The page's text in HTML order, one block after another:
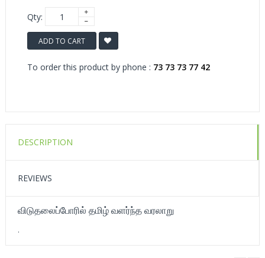
Qty:
ADD TO CART
To order this product by phone : 73 73 73 77 42
DESCRIPTION
REVIEWS
விடுதலைப்போரில் தமிழ் வளர்ந்த வரலாறு
.